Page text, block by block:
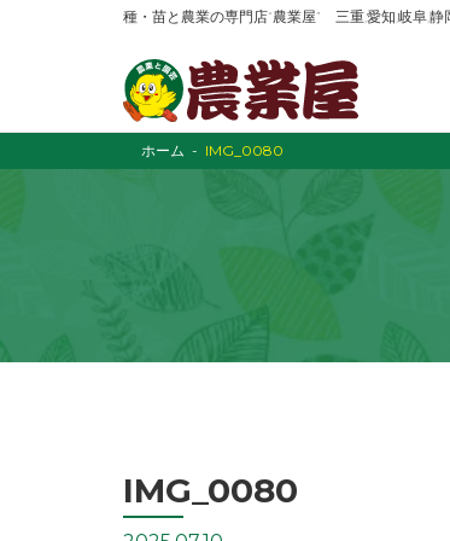
種・苗と農業の専門店“農業屋” 三重,愛知,岐阜,静
ホーム IMG_0080
IMG_0080